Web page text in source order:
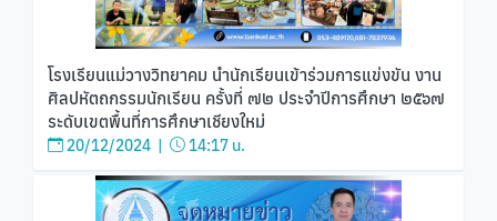
โรงเรียนแม่วางวิทยาคม นำนักเรียนเข้าร่วมการแข่งขัน งาน
ศิลปหัตถกรรมนักเรียน ครั้งที่ ๗๒ ประจำปีการศึกษา ๒๕๖๗
ระดับเขตพื้นที่การศึกษาเชียงใหม่
20/12/2024 | 14:17 น.